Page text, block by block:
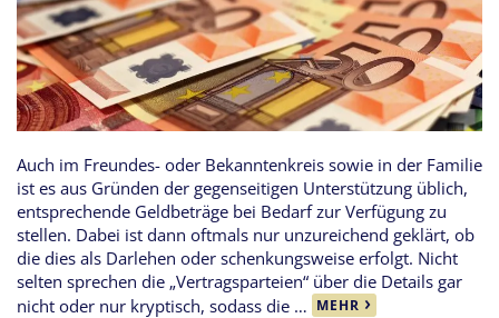
Auch im Freundes- oder Bekanntenkreis sowie in der Familie
ist es aus Gründen der gegenseitigen Unterstützung üblich,
entsprechende Geldbeträge bei Bedarf zur Verfügung zu
stellen. Dabei ist dann oftmals nur unzureichend geklärt, ob
die dies als Darlehen oder schenkungsweise erfolgt. Nicht
selten sprechen die „Vertragsparteien“ über die Details gar
nicht oder nur kryptisch, sodass die … MEHR